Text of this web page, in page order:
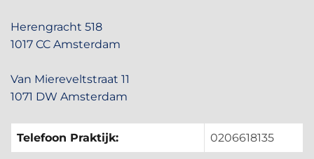
Herengracht 518
1017 CC Amsterdam
Van Miereveltstraat 11
1071 DW Amsterdam
Telefoon Praktijk: 0206618135